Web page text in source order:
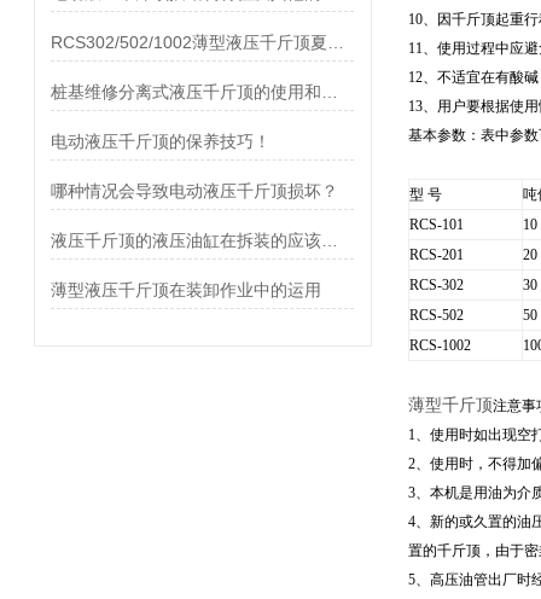
电动液压千斤顶的保养技巧！
哪种情况会导致电动液压千斤顶损坏？
薄型液压千斤顶在装卸作业中的运用
10、因千斤顶起重
11、使用过程中应
12、不适宜在有酸
13、用户要根据使
基本参数：表中参
型 号
吨
RCS-101
10
RCS-201
20
RCS-302
30
RCS-502
50
RCS-1002
薄型千斤顶注意事
1、使用时如出现空
2、使用时，不得加
3、本机是用油为介
4、新的或久置的油
置的千斤顶，由于
5、高压油管出厂时